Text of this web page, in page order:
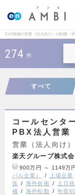
CxO候補の営業（法人向け）の転職・
274 件
すべて
コールセンタ
PBX法人営業
営業（法人向け）
楽天グループ株式
900万円 ～ 1149万
バル企業）
上場企業
張
海外折衝 土日
補
海外転勤 年収